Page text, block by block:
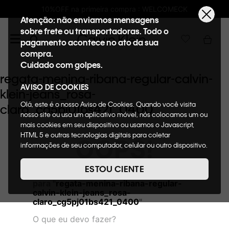
Atenção: não enviamos mensagens
sobre frete ou transportadoras. Todo o
pagamento acontece no ato da sua
compra.
Cuidado com golpes.
AVISO DE COOKIES
Olá, este é o nosso Aviso de Cookies. Quando você visita
nosso site ou usa um aplicativo móvel, nós colocamos um ou
mais cookies em seu dispositivo ou usamos o Javascript,
HTML 5 e outras tecnologias digitais para coletar
informações de seu computador, celular ou outro dispositivo.
de cookies, informaremos quais cookies usaremos e quais
suas funções. A forma como processamos os dados
nosso Aviso de Privacidade. Quando você visita nosso site,
consideraremos isso como sua solicitação específica para
fornecer a você toda a funcionalidade do site, incluindo,
entre outros, a capacidade de comprar um item em nossa
ESTOU CIENTE
regata-menina-ribana-regular-calvin-
klein-jeans_rosa-
claro_cg5pj01bs421_0400
OOPS!
Não encontramos nenhum resultado
calvin-klein-jeans_rosa-
claro_cg5pj01bs421_0400"
O que eu devo fazer?